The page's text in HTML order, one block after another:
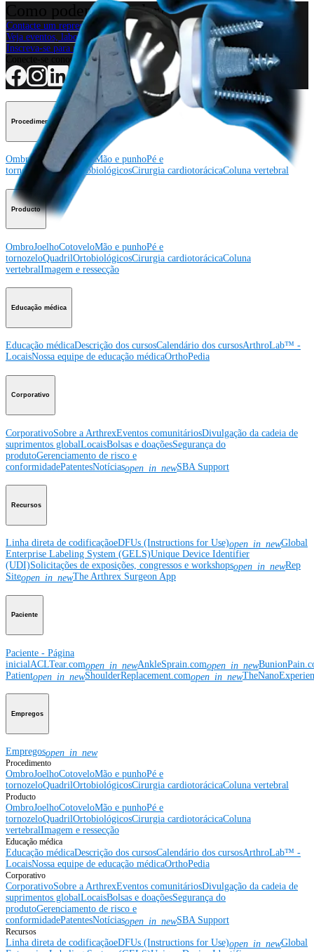
Como podemos ajudar?
Contacte um representante
Veja eventos, laboratórios e oportunidades educacionais
Inscreva-se para receber: O que há de novo na Arthrex?
Conecte-se conosco
Procedimento
Ombro Joelho CotoveloMão e punhoPé e
tornozelo
QuadrilOrtobiológicosCirurgia cardiotorácicaColuna vertebral
Producto
OmbroJoelhoCotoveloMão e punhoPé e
tornozeloQuadrilOrtobiológicosCirurgia cardiotorácicaColuna
vertebralImagem e ressecção
Educação médica
Educação médicaDescrição dos cursosCalendário dos cursosArthroLab™ -
LocaisNossa equipe de educação médicaOrthoPedia
Corporativo
CorporativoSobre a ArthrexEventos comunitáriosDivulgação da cadeia de
suprimentos globalLocaisBolsas e doaçõesSegurança do
produtoGerenciamento de risco e
conformidadePatentesNotíciasopen_in_newSBA Support
Recursos
Linha direta de codificaçãoeDFUs (Instructions for Use)open_in_newGlobal
Enterprise Labeling System (GELS)Unique Device Identifier
(UDI)Solicitações de exposições, congressos e workshopsopen_in_newRep
Siteopen_in_newThe Arthrex Surgeon App
Paciente
Paciente - Página
inicialACLTear.comopen_in_newAnkleSprain.comopen_in_new
Patientopen_in_newShoulderReplacement.comopen_in_new
Empregos
Empregosopen_in_new
Procedimento
OmbroJoelhoCotoveloMão e punhoPé e
tornozeloQuadrilOrtobiológicosCirurgia cardiotorácicaColuna vertebral
Producto
OmbroJoelhoCotoveloMão e punhoPé e
tornozeloQuadrilOrtobiológicosCirurgia cardiotorácicaColuna
vertebralImagem e ressecção
Educação médica
Educação médicaDescrição dos cursosCalendário dos cursosArthroLab™ -
LocaisNossa equipe de educação médicaOrthoPedia
Corporativo
CorporativoSobre a ArthrexEventos comunitáriosDivulgação da cadeia de
suprimentos globalLocaisBolsas e doaçõesSegurança do
produtoGerenciamento de risco e
conformidadePatentesNotíciasopen_in_newSBA Support
Recursos
Linha direta de codificaçãoeDFUs (Instructions for Use)open_in_newGlobal